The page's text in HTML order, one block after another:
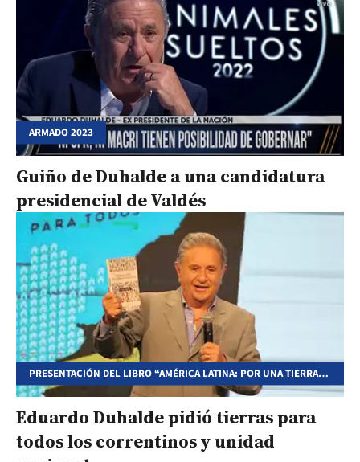
ARMADO 2023
Guiño de Duhalde a una candidatura
presidencial de Valdés
PRESENTACIÓN DEL LIBRO “AMÉRICA LATINA: POR UNA TIERRA
PARA TODOS”
Eduardo Duhalde pidió tierras para
todos los correntinos y unidad